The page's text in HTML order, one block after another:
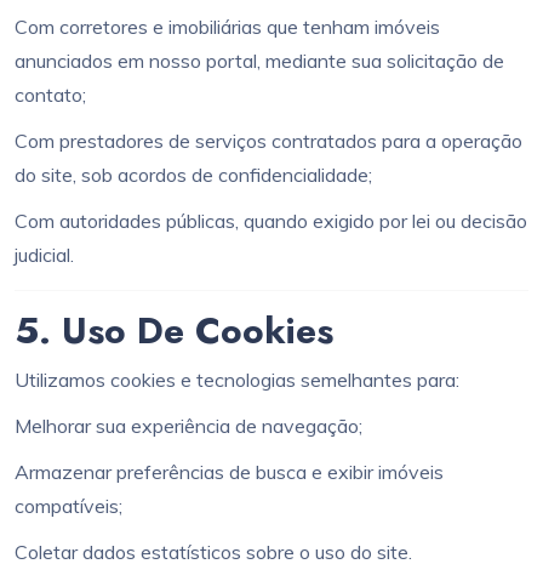
Com corretores e imobiliárias que tenham imóveis
anunciados em nosso portal, mediante sua solicitação de
contato;
Com prestadores de serviços contratados para a operação
do site, sob acordos de confidencialidade;
Com autoridades públicas, quando exigido por lei ou decisão
judicial.
5. Uso De Cookies
Utilizamos cookies e tecnologias semelhantes para:
Melhorar sua experiência de navegação;
Armazenar preferências de busca e exibir imóveis
compatíveis;
Coletar dados estatísticos sobre o uso do site.